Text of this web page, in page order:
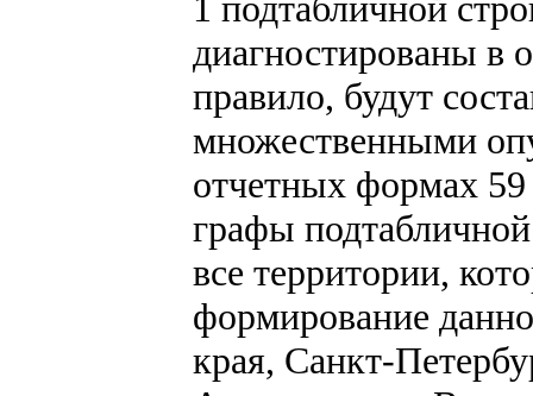
диагностированы в
правило, будут
множественными
отчетных формах
графы
все территории,
формирование
края, Санкт-